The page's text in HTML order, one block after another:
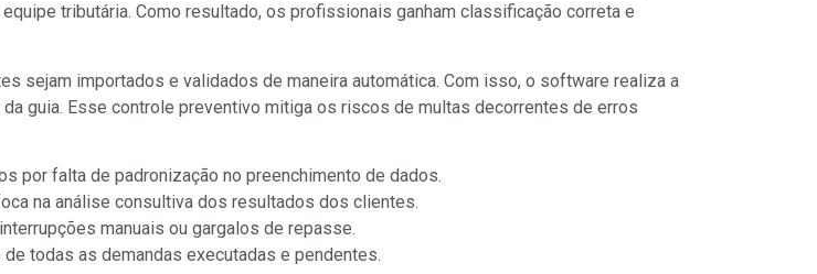
tributária. Como resultado, os profissionais ganham classificação correta e
sejam importados e validados de maneira automática. Com isso, o software realiza a
guia. Esse controle preventivo mitiga os riscos de multas decorrentes de erros
por falta de padronização no preenchimento de dados.
na análise consultiva dos resultados dos clientes.
manuais ou gargalos de repasse.
todas as demandas executadas e pendentes.